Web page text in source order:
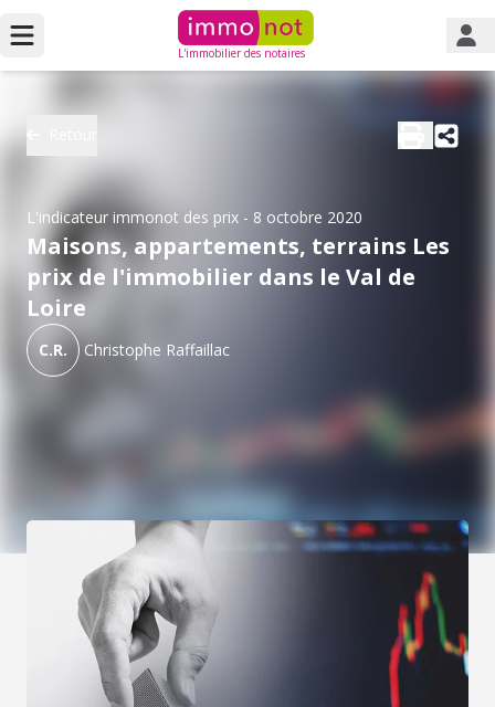
L'immobilier des notaires
L'indicateur immonot des prix - 8 octobre 2020
Maisons, appartements, terrains Les
prix de l'immobilier dans le Val de
Loire
C.R. Christophe Raffaillac